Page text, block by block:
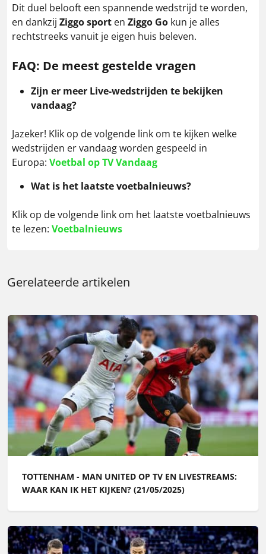
Dit duel belooft een spannende wedstrijd te worden,
en dankzij Ziggo sport en Ziggo Go kun je alles
rechtstreeks vanuit je eigen huis beleven.
FAQ: De meest gestelde vragen
Zijn er meer Live-wedstrijden te bekijken
vandaag?
Jazeker! Klik op de volgende link om te kijken welke
wedstrijden er vandaag worden gespeeld in
Europa: Voetbal op TV Vandaag
Wat is het laatste voetbalnieuws?
Klik op de volgende link om het laatste voetbalnieuws
te lezen: Voetbalnieuws
Gerelateerde artikelen
TOTTENHAM - MAN UNITED OP TV EN LIVESTREAMS:
WAAR KAN IK HET KIJKEN? (21/05/2025)